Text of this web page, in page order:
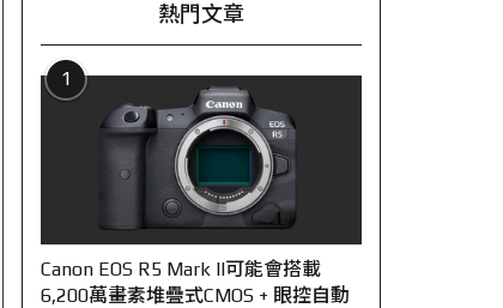
熱門文章
1
Canon EOS R5 Mark II可能會搭載
6,200萬畫素堆疊式CMOS + 眼控自動